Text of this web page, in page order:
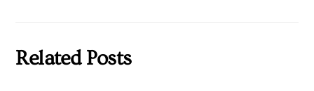
Related Posts